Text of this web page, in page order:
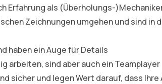
Erfahrung als (Überholungs-
Zeichnungen umgehen und sind in
haben ein Auge für Details
arbeiten, sind aber auch ein Teamplayer
sicher und legen Wert darauf, dass